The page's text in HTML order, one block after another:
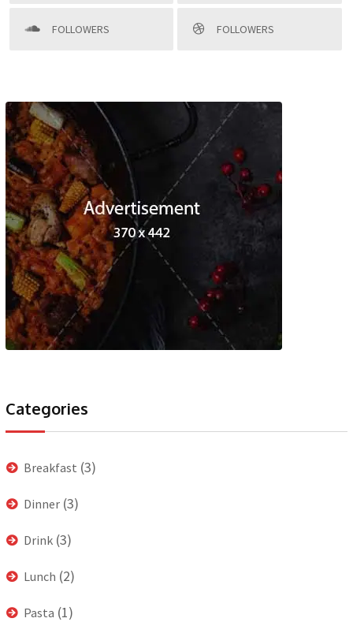
FOLLOWERS FOLLOWERS
Categories
Breakfast (3)
Dinner (3)
Drink (3)
Lunch (2)
Pasta (1)